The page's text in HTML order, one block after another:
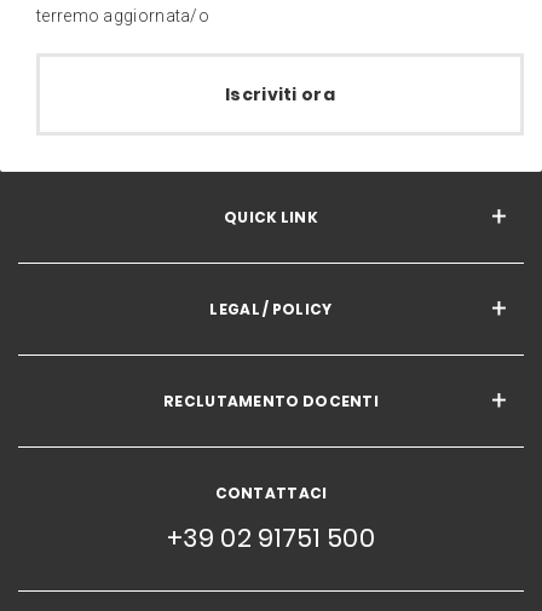
terremo aggiornata/o
Iscriviti ora
QUICK LINK
LEGAL / POLICY
RECLUTAMENTO DOCENTI
CONTATTACI
+39 02 91751 500